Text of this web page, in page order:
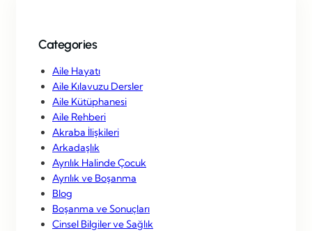
Categories
Aile Hayatı
Aile Kılavuzu Dersler
Aile Kütüphanesi
Aile Rehberi
Akraba İlişkileri
Arkadaşlık
Ayrılık Halinde Çocuk
Ayrılık ve Boşanma
Blog
Boşanma ve Sonuçları
Cinsel Bilgiler ve Sağlık